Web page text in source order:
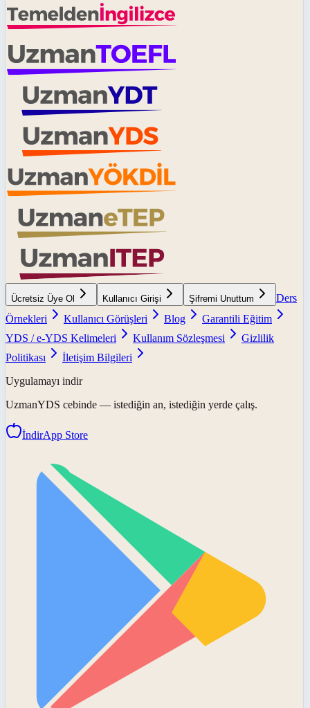
Ücretsiz Üye Ol Kullanıcı Girişi Şifremi Unuttum
Ders
Örnekleri
Kullanıcı Görüşleri Blog
Garantili Eğitim
YDS / e-YDS Kelimeleri
Kullanım Sözleşmesi
Gizlilik
Politikası
İletişim Bilgileri
Uygulamayı indir
UzmanYDS cebinde — istediğin an, istediğin yerde çalış.
İndirApp Store